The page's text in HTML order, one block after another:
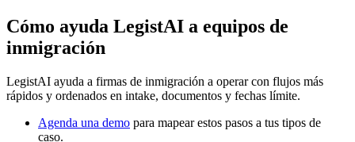
Cómo ayuda LegistAI a equipos de
inmigración
LegistAI ayuda a firmas de inmigración a operar con flujos más
rápidos y ordenados en intake, documentos y fechas límite.
Agenda una demo para mapear estos pasos a tus tipos de
caso.